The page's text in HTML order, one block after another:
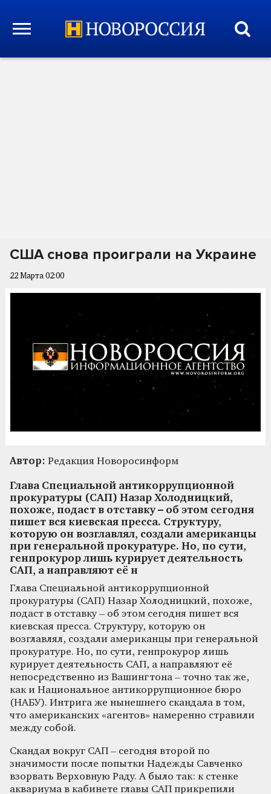
США снова проиграли на Украине
22 Марта 02:00
Автор: Редакция Новоросинформ
Глава Специальной антикоррупционной
прокуратуры (САП) Назар Холодницкий,
похоже, подаст в отставку – об этом сегодня
пишет вся киевская пресса. Структуру,
которую он возглавлял, создали американцы
при генеральной прокуратуре. Но, по сути,
генпрокурор лишь курирует деятельность
САП, а направляют её н
Глава Специальной антикоррупционной
прокуратуры (САП) Назар Холодницкий, похоже,
подаст в отставку – об этом сегодня пишет вся
киевская пресса. Структуру, которую он
возглавлял, создали американцы при генеральной
прокуратуре. Но, по сути, генпрокурор лишь
курирует деятельность САП, а направляют её
непосредственно из Вашингтона – точно так же,
как и Национальное антикоррупционное бюро
(НАБУ). Интрига же нынешнего скандала в том,
что американских «агентов» намеренно стравили
между собой.
Скандал вокруг САП – сегодня второй по
значимости после попытки Надежды Савченко
взорвать Верховную Раду. А было так: к стенке
аквариума в кабинете главы САП прикрепили